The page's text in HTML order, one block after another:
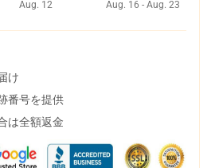
Aug. 12
Aug. 16 - Aug. 23
け
番号を提供
は全額返金